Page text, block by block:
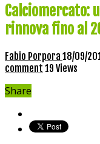
Calciomercato:
rinnova fino al
Fabio Porpora 18/09/
comment 19 Views
Share